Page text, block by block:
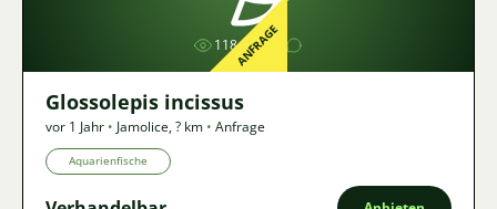
1184ANFRAGE
Glossolepis incissus
vor 1 Jahr • Jamolice,? km • Anfrage
Aquarienfische